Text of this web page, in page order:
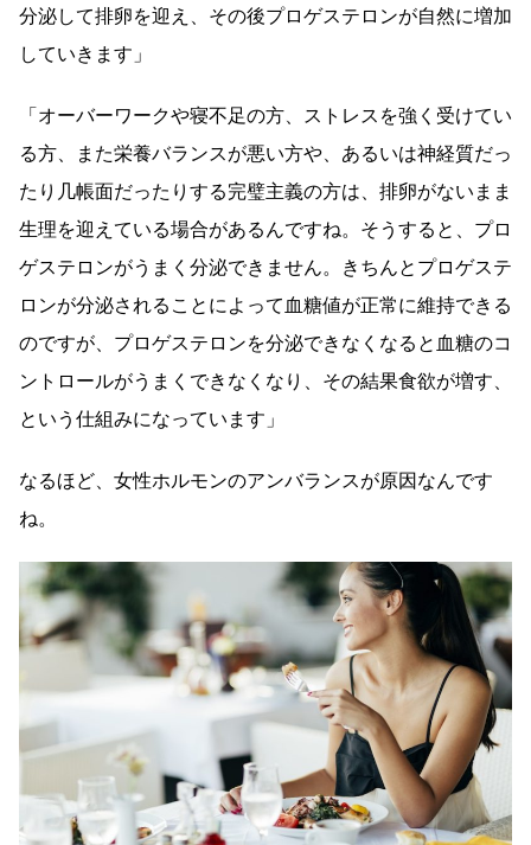
分泌して排卵を迎え、その後プロゲステロンが自然に増加
していきます」
「オーバーワークや寝不足の方、ストレスを強く受けてい
る方、また栄養バランスが悪い方や、あるいは神経質だっ
たり几帳面だったりする完璧主義の方は、排卵がないまま
生理を迎えている場合があるんですね。そうすると、プロ
ゲステロンがうまく分泌できません。きちんとプロゲステ
ロンが分泌されることによって血糖値が正常に維持できる
のですが、プロゲステロンを分泌できなくなると血糖のコ
ントロールがうまくできなくなり、その結果食欲が増す、
という仕組みになっています」
なるほど、女性ホルモンのアンバランスが原因なんです
ね。